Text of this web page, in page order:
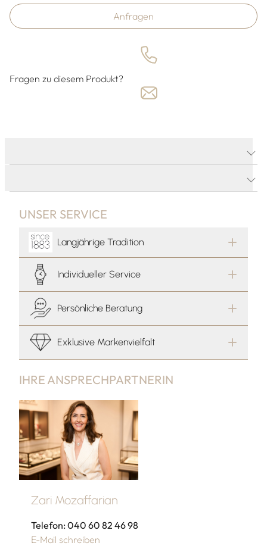
Anfragen
Fragen zu diesem Produkt?
IHRE ANSPRECHPARTNERIN
Zari Mozaffarian
Telefon: 040 60 82 46 98
E-Mail schreiben
UNSER SERVICE
Langjährige Tradition
Individueller Service
Persönliche Beratung
Exklusive Markenvielfalt